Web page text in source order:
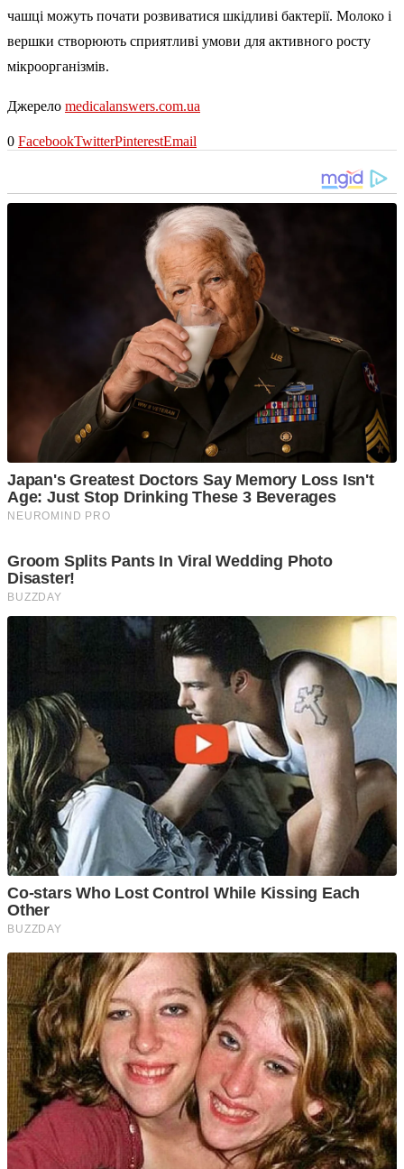
чашці можуть почати розвиватися шкідливі бактерії. Молоко і
вершки створюють сприятливі умови для активного росту
мікроорганізмів.
Джерело medicalanswers.com.ua
0 FacebookTwitterPinterestEmail